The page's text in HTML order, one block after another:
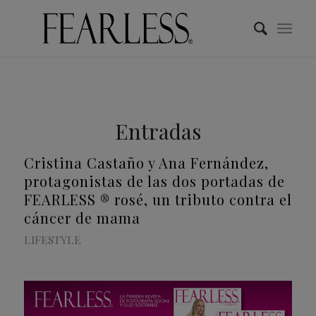
Entradas
Cristina Castaño y Ana Fernández,
protagonistas de las dos portadas de
FEARLESS ® rosé, un tributo contra el
cáncer de mama
LIFESTYLE